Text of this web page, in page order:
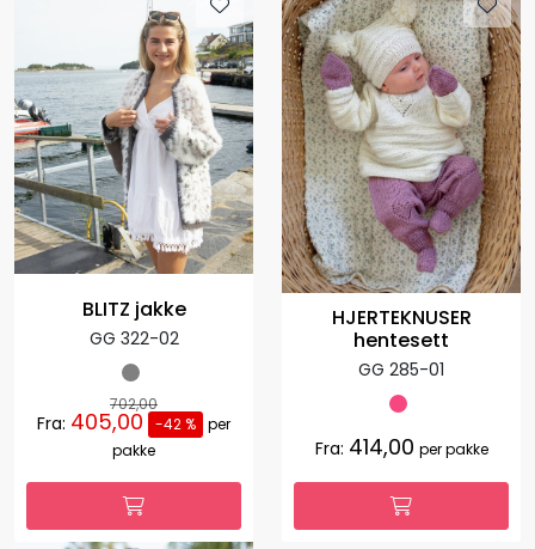
BLITZ jakke
GG 322-02
702,00
Fra: 405,00 -42 % per
pakke
HJERTEKNUSER
hentesett
GG 285-01
Fra: 414,00 per pakke